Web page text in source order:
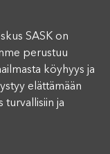
SASK on
perustuu
köyhyys ja
elättämään
turvallisiin ja